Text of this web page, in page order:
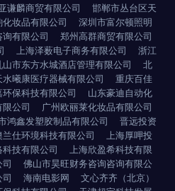
谦麟商贸有限公司
邯郸市丛台区天
妆品有限公司
深圳市富尔顿照明
有限公司
郑州高群商贸有限公司
上海泽薮电子商务有限公司
浙江
山市东方水城酒店管理有限公司
北
水曦康医疗器械有限公司
重庆百佳
保科技有限公司
山东豪迪自动化
公司
广州欧丽莱化妆品有限公司
鸿鑫发塑胶制品有限公司
晋远投资
兰仕环境科技有限公司
上海厚呷投
技有限公司
上海欣盈希科技有限
佛山市昊旺财务咨询咨询有限公
司 海南电影网
文心齐齐（北京）